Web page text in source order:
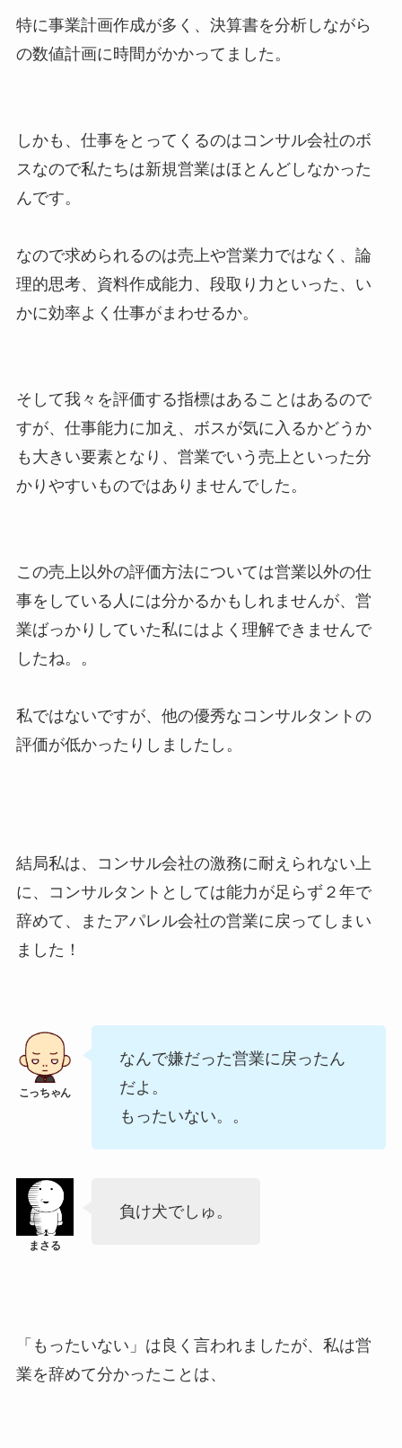
特に事業計画作成が多く、決算書を分析しながら
の数値計画に時間がかかってました。
しかも、仕事をとってくるのはコンサル会社のボ
スなので私たちは新規営業はほとんどしなかった
んです。
なので求められるのは売上や営業力ではなく、論
理的思考、資料作成能力、段取り力といった、い
かに効率よく仕事がまわせるか。
そして我々を評価する指標はあることはあるので
すが、仕事能力に加え、ボスが気に入るかどうか
も大きい要素となり、営業でいう売上といった分
かりやすいものではありませんでした。
この売上以外の評価方法については営業以外の仕
事をしている人には分かるかもしれませんが、営
業ばっかりしていた私にはよく理解できませんで
したね。。
私ではないですが、他の優秀なコンサルタントの
評価が低かったりしましたし。
結局私は、コンサル会社の激務に耐えられない上
に、コンサルタントとしては能力が足らず２年で
辞めて、またアパレル会社の営業に戻ってしまい
ました！
なんで嫌だった営業に戻ったん
だよ。
もったいない。。
負け犬でしゅ。
「もったいない」は良く言われましたが、私は営
業を辞めて分かったことは、